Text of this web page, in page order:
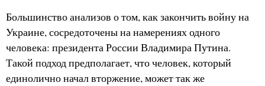
Большинство анализов о том, как закончить войну на
Украине, сосредоточены на намерениях одного
человека: президента России Владимира Путина.
Такой подход предполагает, что человек, который
единолично начал вторжение, может так же